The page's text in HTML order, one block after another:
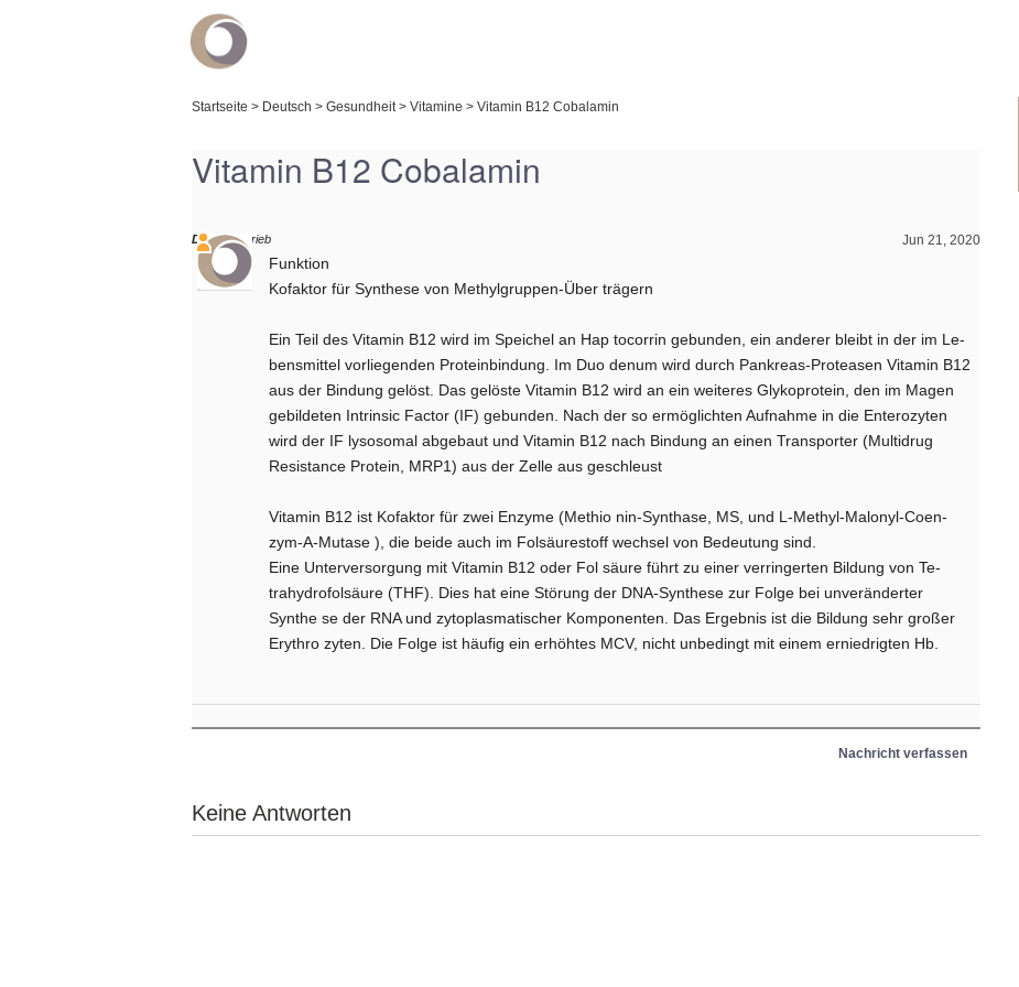
Startseite > Deutsch > Gesundheit > Vitamine > Vitamin B12 Cobalamin
Vitamin B12 Cobalamin
Jun 21, 2020
Daniel schrieb
Funktion
Kofaktor für Synthese von Methylgruppen-Über­ trägern
Ein Teil des Vitamin B12 wird im Speichel an Hap­ tocorrin gebunden, ein anderer bleibt in der im Le­
bensmittel vorliegenden Proteinbindung. Im Duo­ denum wird durch Pankreas-Proteasen Vitamin B12
aus der Bindung gelöst. Das gelöste Vitamin B12 wird an ein weiteres Glykoprotein, den im Magen
gebildeten Intrinsic Factor (IF) gebunden. Nach der so ermöglichten Aufnahme in die Enterozyten
wird der IF lysosomal abgebaut und Vitamin B12 nach Bindung an einen Transporter (Multidrug
Resistance Protein, MRP1) aus der Zelle aus­ geschleust
Vitamin B12 ist Kofaktor für zwei Enzyme (Methio­ nin-Synthase, MS, und L-Methyl-Malonyl-Coen­
zym-A-Mutase ), die beide auch im Folsäurestoff­ wechsel von Bedeutung sind.
Eine Unterversorgung mit Vitamin B12 oder Fol­ säure führt zu einer verringerten Bildung von Te­
trahydrofolsäure (THF). Dies hat eine Störung der DNA-Synthese zur Folge bei unveränderter
Synthe­ se der RNA und zytoplasmatischer Komponenten. Das Ergebnis ist die Bildung sehr großer
Erythro­ zyten. Die Folge ist häufig ein erhöhtes MCV, nicht unbedingt mit einem erniedrigten Hb.
Nachricht verfassen
Keine Antworten